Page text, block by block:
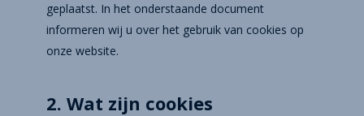
geplaatst. In het onderstaande document
informeren wij u over het gebruik van cookies op
onze website.
2. Wat zijn cookies